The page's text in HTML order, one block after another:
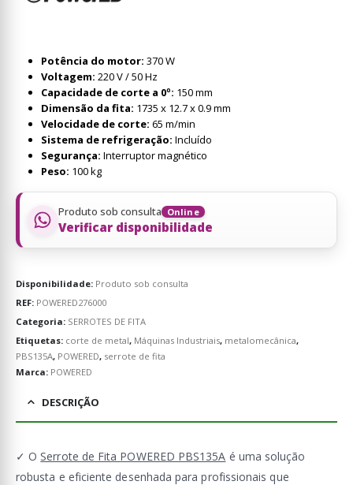
Potência do motor: 370 W
Voltagem: 220 V / 50 Hz
Capacidade de corte a 0º: 150 mm
Dimensão da fita: 1735 x 12.7 x 0.9 mm
Velocidade de corte: 65 m/min
Sistema de refrigeração: Incluído
Segurança: Interruptor magnético
Peso: 100 kg
Produto sob consulta Online
Verificar disponibilidade
Disponibilidade: Produto sob consulta
REF: POWERED276000
Categoria: SERROTES DE FITA
Etiquetas: corte de metal, Máquinas Industriais, metalomecânica,
PBS135A, POWERED, serrote de fita
Marca: POWERED
DESCRIÇÃO
✓ OSerrote de Fita POWERED PBS135A é uma solução
robusta e eficiente desenhada para profissionais que